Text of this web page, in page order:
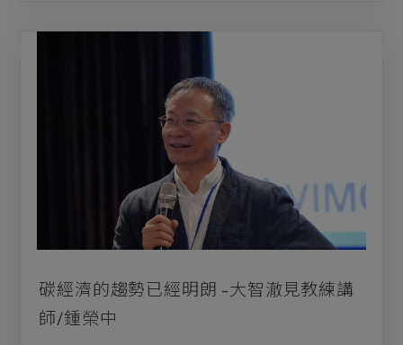
碳經濟的趨勢已經明朗 -大智澈見教練講
師/鍾榮中